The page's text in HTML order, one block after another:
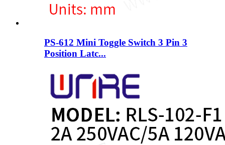
PS-612 Mini Toggle Switch 3 Pin 3
Position Latc...